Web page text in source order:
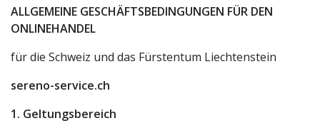
ALLGEMEINE GESCHÄFTSBEDINGUNGEN FÜR DEN
ONLINEHANDEL
für die Schweiz und das Fürstentum Liechtenstein
sereno-service.ch
1. Geltungsbereich